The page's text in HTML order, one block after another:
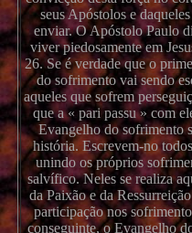
seus Apóstolos e
enviar. O Apóstolo Paulo
viver piedosamente em
26. Se é verdade que o
do sofrimento vai sendo
aqueles que sofrem
que a « pari passu » com
Evangelho do sofrimento
história. Escrevem-no
unindo os próprios
salvífico. Neles se realiza
da Paixão e da
participação nos
conseguinte, o Evangelho